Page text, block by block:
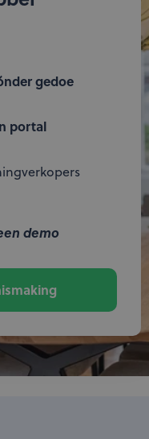
gedoe
portal
demo